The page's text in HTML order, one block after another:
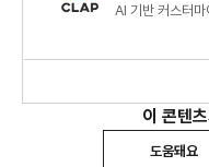
AI 기반 커스터
이 콘텐
도움돼요